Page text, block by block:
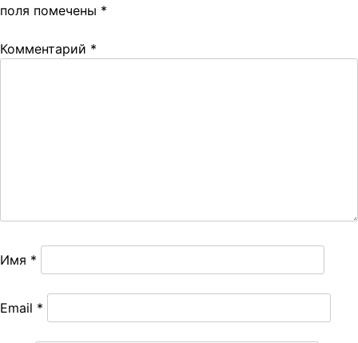
поля помечены *
Комментарий *
Имя *
Email *